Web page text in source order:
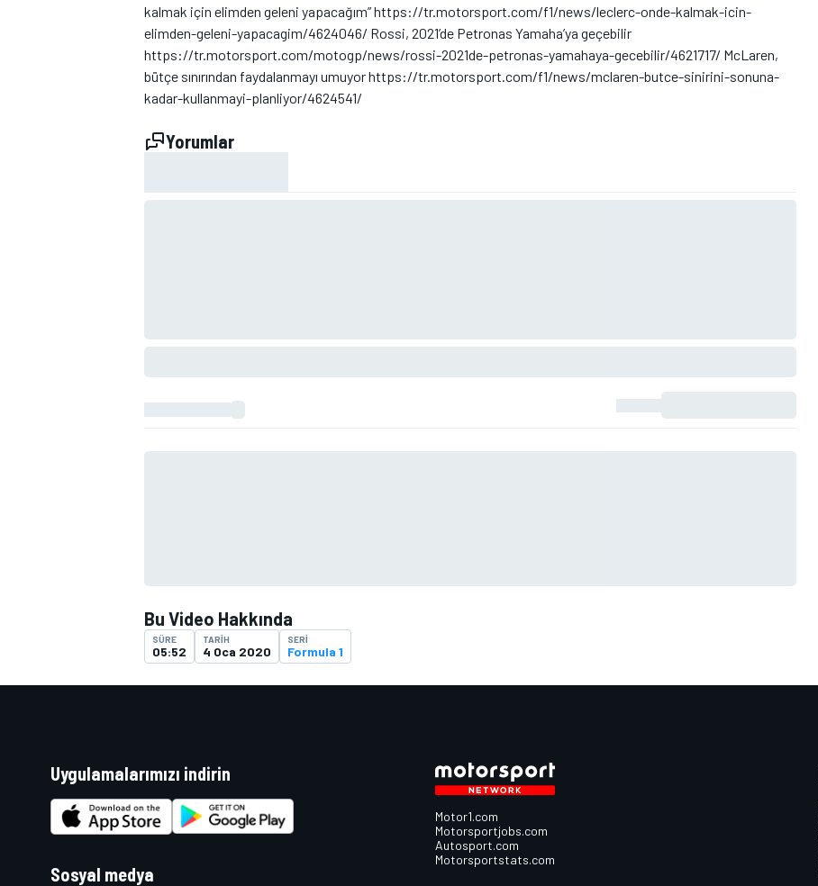
kalmak için elimden geleni yapacağım” https://tr.motorsport.com/f1/news/leclerc-onde-kalmak-icin-
elimden-geleni-yapacagim/4624046/ Rossi, 2021’de Petronas Yamaha’ya geçebilir
https://tr.motorsport.com/motogp/news/rossi-2021de-petronas-yamahaya-gecebilir/4621717/ McLaren,
bütçe sınırından faydalanmayı umuyor https://tr.motorsport.com/f1/news/mclaren-butce-sinirini-sonuna-
kadar-kullanmayi-planliyor/4624541/
Yorumlar
Bu Video Hakkında
SÜRE
05:52
TARIH
4 Oca 2020
SERI
Formula 1
Uygulamalarımızı indirin
Sosyal medya
Motor1.com
Motorsportjobs.com
Autosport.com
Motorsportstats.com